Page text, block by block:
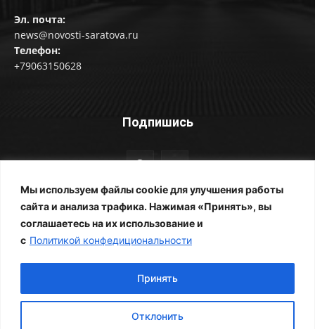
Мы используем файлы cookie для улучшения работы
сайта и анализа трафика. Нажимая «Принять», вы
соглашаетесь на их использование и
с Политикой конфедициональности
Отклонить
Принять
Эл. почта:
news@novosti-saratova.ru
Телефон:
+79063150628
Подпишись
© Новости Саратова 2014-2025